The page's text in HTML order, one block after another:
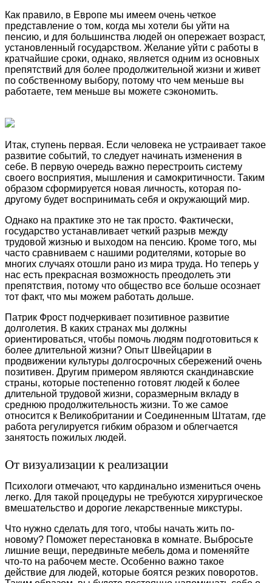
Как правило, в Европе мы имеем очень четкое
представление о том, когда мы хотели бы уйти на
пенсию, и для большинства людей он опережает возраст,
установленный государством. Желание уйти с работы в
кратчайшие сроки, однако, является одним из основных
препятствий для более продолжительной жизни и живет
по собственному выбору, потому что чем меньше вы
работаете, тем меньше вы можете сэкономить.
Итак, ступень первая. Если человека не устраивает такое
развитие событий, то следует начинать изменения в
себе. В первую очередь важно перестроить систему
своего восприятия, мышления и самокритичности. Таким
образом сформируется новая личность, которая по-
другому будет воспринимать себя и окружающий мир.
Однако на практике это не так просто. Фактически,
государство устанавливает четкий разрыв между
трудовой жизнью и выходом на пенсию. Кроме того, мы
часто сравниваем с нашими родителями, которые во
многих случаях отошли рано из мира труда. Но теперь у
нас есть прекрасная возможность преодолеть эти
препятствия, потому что общество все больше осознает
тот факт, что мы можем работать дольше.
Патрик Фрост подчеркивает позитивное развитие
долголетия. В каких странах мы должны
ориентироваться, чтобы помочь людям подготовиться к
более длительной жизни? Опыт Швейцарии в
продвижении культуры долгосрочных сбережений очень
позитивен. Другим примером являются скандинавские
страны, которые постепенно готовят людей к более
длительной трудовой жизни, соразмерным вкладу в
среднюю продолжительность жизни. То же самое
относится к Великобритании и Соединенным Штатам, где
работа регулируется гибким образом и облегчается
занятость пожилых людей.
От визуализации к реализации
Психологи отмечают, что кардинально измениться очень
легко. Для такой процедуры не требуются хирургическое
вмешательство и дорогие лекарственные микстуры.
Что нужно сделать для того, чтобы начать жить по-
новому? Поможет перестановка в комнате. Выбросьте
лишние вещи, передвиньте мебель дома и поменяйте
что-то на рабочем месте. Особенно важно такое
действие для людей, которые боятся резких поворотов.